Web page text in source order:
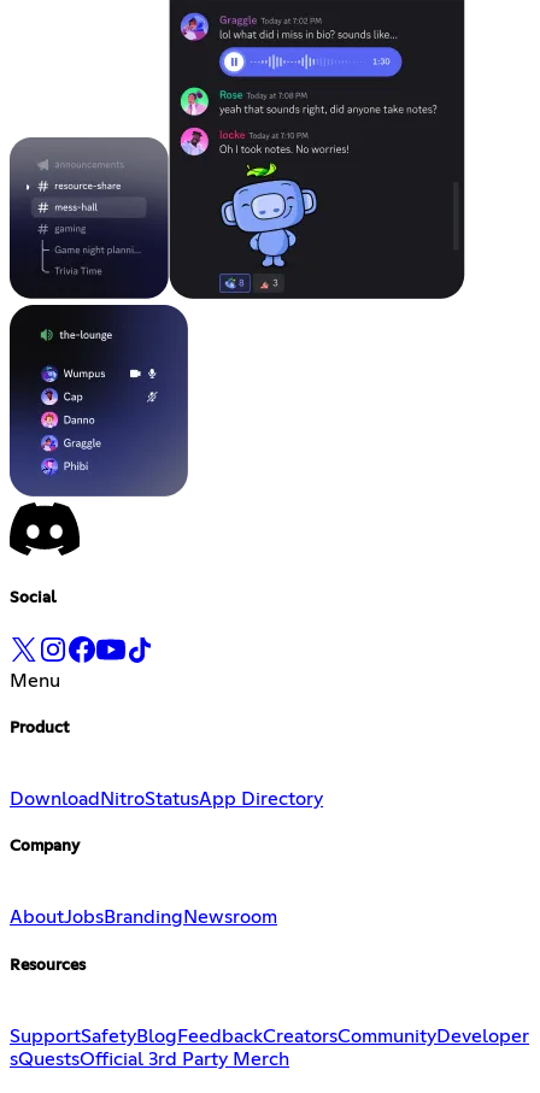
Social
Menu
Product
Download NitroStatusApp Directory
Company
AboutJobsBranding Newsroom
Resources
SupportSafetyBlog FeedbackCreatorsCommunityDeveloper
sQuestsOfficial 3rd Party Merch